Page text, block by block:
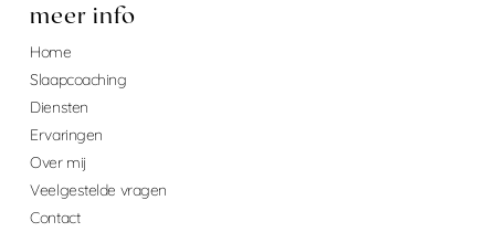
meer info
Home
Slaapcoaching
Diensten
Ervaringen
Over mij
Veelgestelde vragen
Contact